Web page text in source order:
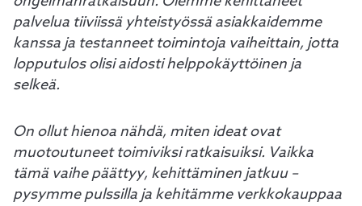
palvelua tiiviissä yhteistyössä asiakkaidemme
kanssa ja testanneet toimintoja vaiheittain, jotta
lopputulos olisi aidosti helppokäyttöinen ja
selkeä.
On ollut hienoa nähdä, miten ideat ovat
muotoutuneet toimiviksi ratkaisuiksi. Vaikka
tämä vaihe päättyy, kehittäminen jatkuu –
pysymme pulssilla ja kehitämme verkkokauppaa